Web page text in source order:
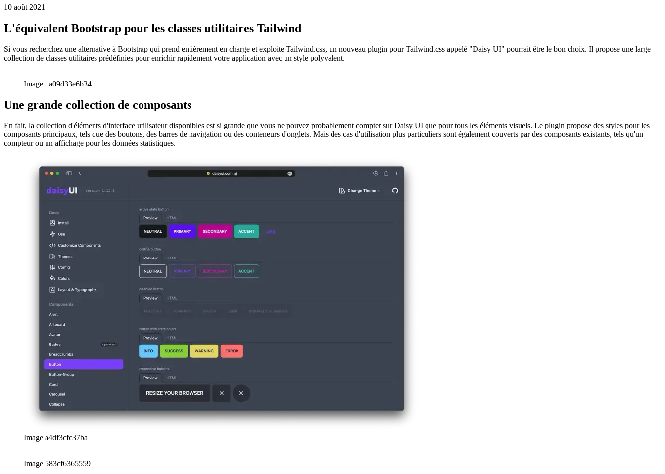
L'équivalent Bootstrap pour les classes utilitaires Tailwind
10 août 2021
L'équivalent Bootstrap pour les classes utilitaires Tailwind
Image 1a09d33e6b34
Une grande collection de composants
En fait, la collection d'éléments d'interface utilisateur disponibles est si grande que vous ne pouvez probablement compter sur Daisy UI que pour tous les éléments visuels. Le plugin propose des styles pour les
composants principaux, tels que des boutons, des barres de navigation ou des conteneurs d'onglets. Mais des cas d'utilisation plus particuliers sont également couverts par des composants existants, tels qu'un